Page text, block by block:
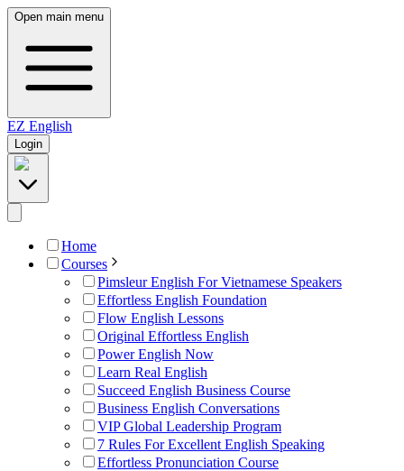
Open main menu
EZ English
Login
Home
Courses
Pimsleur English For Vietnamese Speakers
Effortless English Foundation
Flow English Lessons
Original Effortless English
Power English Now
Learn Real English
Succeed English Business Course
Business English Conversations
VIP Global Leadership Program
7 Rules For Excellent English Speaking
Effortless Pronunciation Course